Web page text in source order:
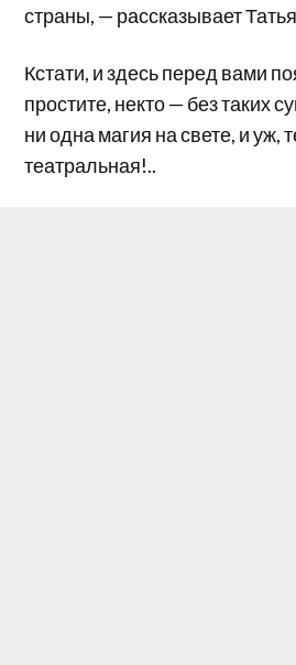
страны, — рассказывает
Кстати, и здесь перед вами
простите, некто — без таких
ни одна магия на свете, и уж,
театральная!..